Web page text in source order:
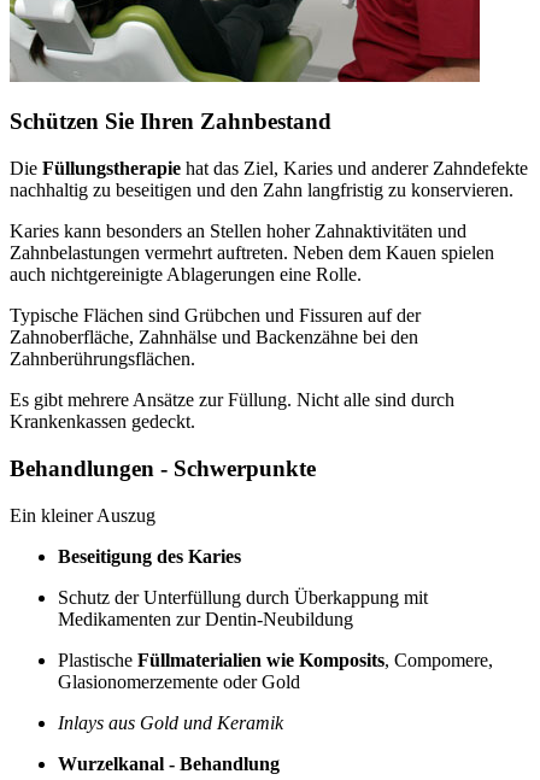
Schützen Sie Ihren Zahnbestand
Die Füllungstherapie hat das Ziel, Karies und anderer Zahndefekte
nachhaltig zu beseitigen und den Zahn langfristig zu konservieren.
Karies kann besonders an Stellen hoher Zahnaktivitäten und
Zahnbelastungen vermehrt auftreten. Neben dem Kauen spielen
auch nichtgereinigte Ablagerungen eine Rolle.
Typische Flächen sind Grübchen und Fissuren auf der
Zahnoberfläche, Zahnhälse und Backenzähne bei den
Zahnberührungsflächen.
Es gibt mehrere Ansätze zur Füllung. Nicht alle sind durch
Krankenkassen gedeckt.
Behandlungen - Schwerpunkte
Ein kleiner Auszug
Beseitigung des Karies
Schutz der Unterfüllung durch Überkappung mit
Medikamenten zur Dentin-Neubildung
Plastische Füllmaterialien wie Komposits, Compomere,
Glasionomerzemente oder Gold
Inlays aus Gold und Keramik
Wurzelkanal - Behandlung